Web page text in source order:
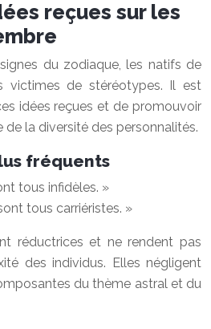
reçues sur les
du zodiaque, les natifs de
victimes de stéréotypes. Il est
idées reçues et de promouvoir
de la diversité des personnalités.
fréquents
tous infidèles. »
tous carriéristes. »
réductrices et ne rendent pas
des individus. Elles négligent
du thème astral et du